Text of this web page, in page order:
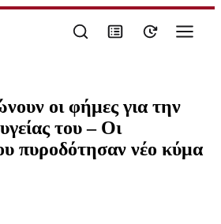
οι φήμες για την
του – Οι
πυροδότησαν νέο κύμα